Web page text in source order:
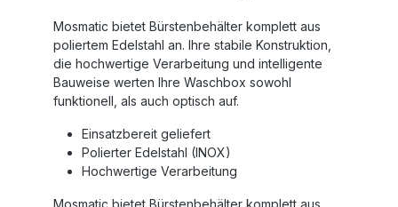
Mosmatic bietet Bürstenbehälter komplett aus
poliertem Edelstahl an. Ihre stabile Konstruktion,
die hochwertige Verarbeitung und intelligente
Bauweise werten Ihre Waschbox sowohl
funktionell, als auch optisch auf.
Einsatzbereit geliefert
Polierter Edelstahl (INOX)
Hochwertige Verarbeitung
Mosmatic bietet Bürstenbehälter komplett aus